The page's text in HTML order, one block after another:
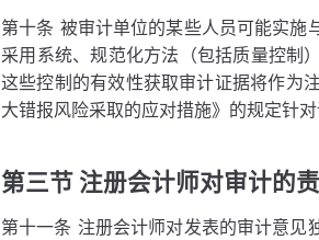
第十条 被审计单位的某些人员可能实施
采用系统、规范化方法（包括质量控制
这些控制的有效性获取审计证据将作为
大错报风险采取的应对措施》的规定针
第三节 注册会计师对审计的
第十一条 注册会计师对发表的审计意见